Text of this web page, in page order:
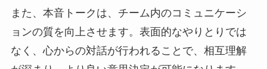
また、本音トークは、チーム内のコミュニケーシ
ョンの質を向上させます。表面的なやりとりでは
なく、心からの対話が行われることで、相互理解